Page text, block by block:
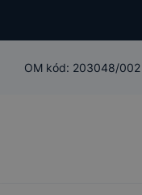
OM kód: 203048/002